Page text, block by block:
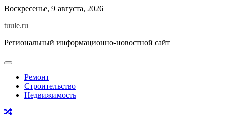
Skip
content
Воскресенье, 9 августа, 2026
tuule.ru
Региональный информационно-новостной сайт
Ремонт
Строительство
Недвижимость